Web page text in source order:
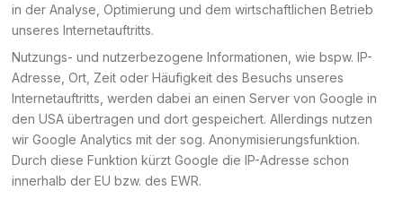
in der Analyse, Optimierung und dem wirtschaftlichen Betrieb
unseres Internetauftritts.
Nutzungs- und nutzerbezogene Informationen, wie bspw. IP-
Adresse, Ort, Zeit oder Häufigkeit des Besuchs unseres
Internetauftritts, werden dabei an einen Server von Google in
den USA übertragen und dort gespeichert. Allerdings nutzen
wir Google Analytics mit der sog. Anonymisierungsfunktion.
Durch diese Funktion kürzt Google die IP-Adresse schon
innerhalb der EU bzw. des EWR.